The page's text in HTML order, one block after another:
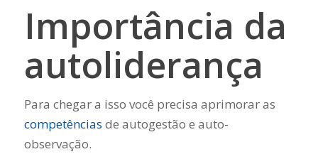
Importância da
autoliderança
Para chegar a isso você precisa aprimorar as
competências de autogestão e auto-
observação.